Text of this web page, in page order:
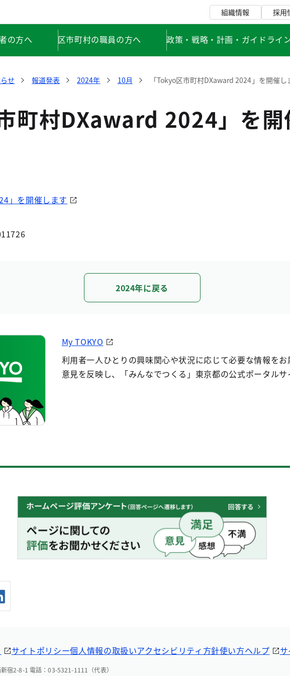
組織情報 採用
の方へ 区市町村の職員の方へ 政策・戦略・計画・ガイドライ
せ 報道発表 2024年 10月 「Tokyo区市町村DXaward 2024」を開催し
町村DXaward 2024」を開
」を開催します
2024年に戻る
My TOKYO
利用者一人ひとりの興味関心や状況に応じて必要な情報を
意見を反映し、「みんなでつくる」東京都の公式ポータルサ
サイトポリシー個人情報の取扱いアクセシビリティ方針使い方ヘルプ
宿2-8-1 電話：03-5321-1111（代表）